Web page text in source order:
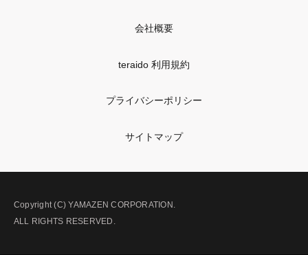
会社概要
teraido 利用規約
プライバシーポリシー
サイトマップ
Copyright (C) YAMAZEN CORPORATION.
ALL RIGHTS RESERVED.